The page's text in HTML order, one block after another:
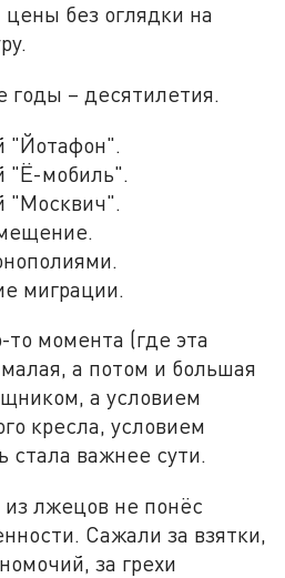
цены без оглядки на
годы – десятилетия.
"Йотафон".
"Ё-мобиль".
"Москвич".
миграции.
то момента (где эта
а потом и большая
а условием
кресла, условием
стала важнее сути.
лжецов не понёс
Сажали за взятки,
за грехи